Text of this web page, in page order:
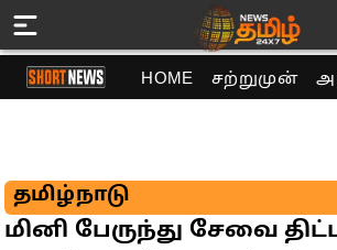
HOME சற்றுமுன்
தமிழ்நாடு
மினி பேருந்து சேவை